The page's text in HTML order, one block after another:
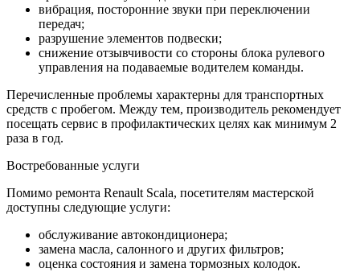
вибрация, посторонние звуки при переключении
передач;
разрушение элементов подвески;
снижение отзывчивости со стороны блока рулевого
управления на подаваемые водителем команды.
Перечисленные проблемы характерны для транспортных
средств с пробегом. Между тем, производитель рекомендует
посещать сервис в профилактических целях как минимум 2
раза в год.
Востребованные услуги
Помимо ремонта Renault Scala, посетителям мастерской
доступны следующие услуги:
обслуживание автокондиционера;
замена масла, салонного и других фильтров;
оценка состояния и замена тормозных колодок.